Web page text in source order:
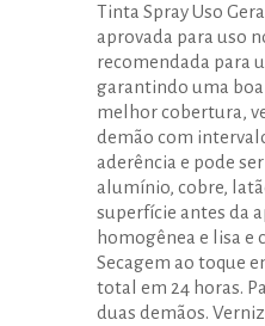
Tinta Spray Uso
aprovada para uso
recomendada para
garantindo uma
melhor cobertura,
demão com
aderência e pode
alumínio, cobre,
superfície antes da
homogênea e lisa e
Secagem ao toque
total em 24 horas.
duas demãos.